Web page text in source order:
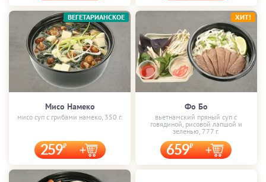
Мисо Намеко
мисо суп с грибами намеко, 350 г.
259
ВЕГЕТАРИАНСКОЕ
Фо Бо
вьетнамский пряный суп с
говядиной, рисовой лапшой и
зеленью, 777 г.
659
ХИТ!